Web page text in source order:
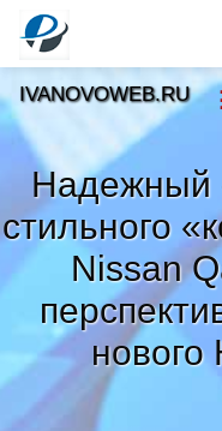
Надежный
стильного
Nissan
нового
IVANOVOWEB.RU
Тренды новостей»
Рубрики»
Правила »
Контакт